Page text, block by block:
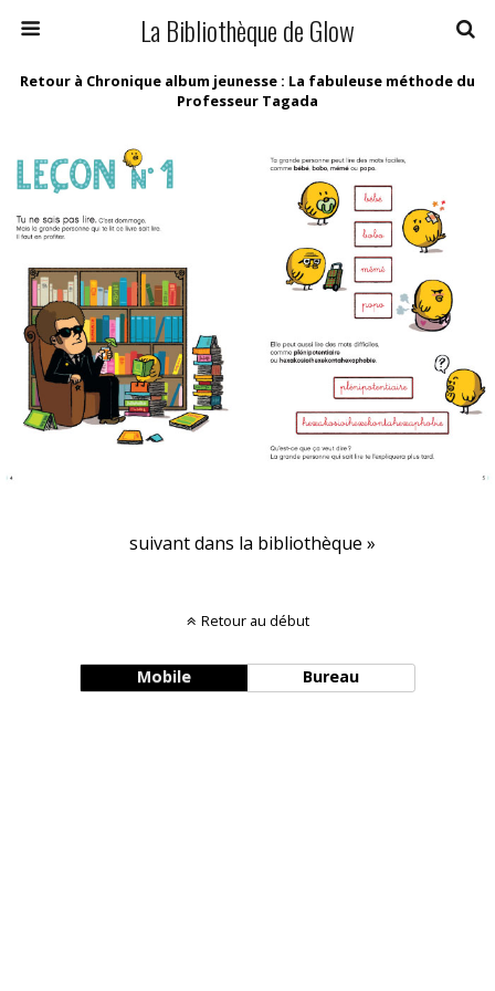
La Bibliothèque de Glow
Retour à Chronique album jeunesse : La fabuleuse méthode du
Professeur Tagada
suivant dans la bibliothèque »
Retour au début
Mobile Bureau